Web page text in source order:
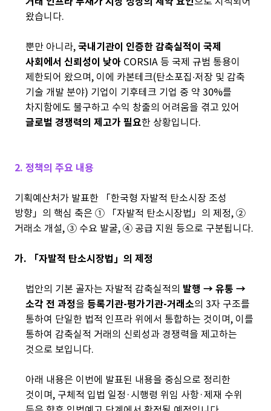
왔습니다.
뿐만 아니라,국내기관이 인증한 감축실적이 국제
사회에서 신뢰성이 낮아 CORSIA 등 국제 규범 통용이
제한되어 왔으며, 이에 카본테크(탄소포집∙저장 및 감축
기술 개발 분야) 기업이 기후테크 기업 중 약 30%를
차지함에도 불구하고 수익 창출의 어려움을 겪고 있어
글로벌 경쟁력의 제고가 필요한 상황입니다.
2. 정책의 주요 내용
기획예산처가 발표한 「한국형 자발적 탄소시장 조성
방향」의 핵심 축은 ① 「자발적 탄소시장법」의 제정, ②
거래소 개설, ③ 수요 발굴, ④ 공급 지원 등으로 구분됩니다.
가. 「자발적 탄소시장법」의 제정
법안의 기본 골자는 자발적 감축실적의 발행 → 유통 →
소각 전 과정을등록기관-평가기관-거래소의 3자 구조를
통하여 단일한 법적 인프라 위에서 통합하는 것이며, 이를
통하여 감축실적 거래의 신뢰성과 경쟁력을 제고하는
것으로 보입니다.
아래 내용은 이번에 발표된 내용을 중심으로 정리한
것이며, 구체적 입법 일정·시행령 위임 사항·제재 수위